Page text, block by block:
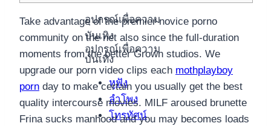
อุปกรณ์เพื่อความ
บันเทิง
อุปกรณ์เพื่อความ
บันเทิง
หูฟัง
ลำโพง
โทรทัศน์
Take advantage of the premier novice porno
community on the net also since the full-duration
moments from the better Grown studios. We
upgrade our porn video clips each mothplayboy
porn day to make certain you usually get the best
quality intercourse movies. MILF aroused brunette
Frina sucks manhood and you may becomes loads